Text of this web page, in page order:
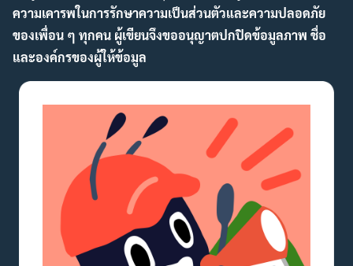
ความเคารพในการรักษาความเป็นส่วนตัวและความปลอดภัย
ของเพื่อน ๆ ทุกคน ผู้เขียนจึงขออนุญาตปกปิดข้อมูลภาพ ชื่อ
และองค์กรของผู้ให้ข้อมูล